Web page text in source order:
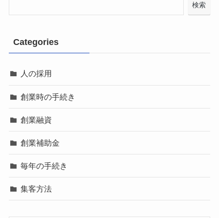
検索
Categories
人の採用
創業時の手続き
創業融資
創業補助金
毎年の手続き
集客方法